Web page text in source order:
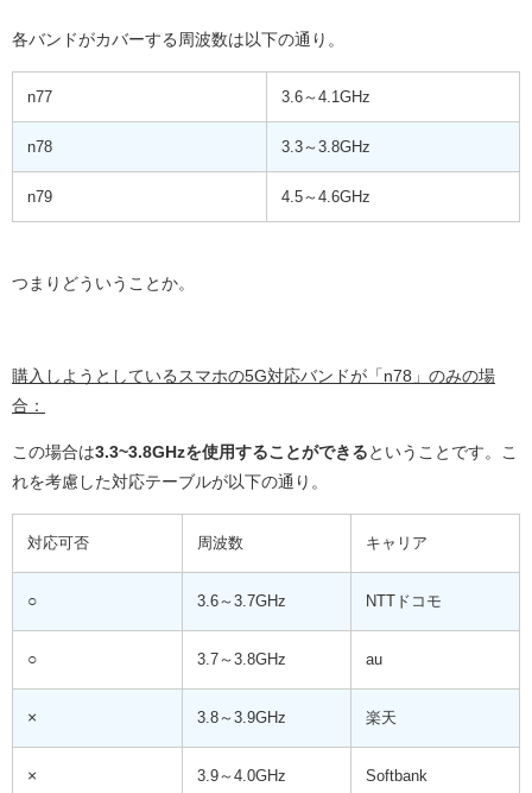
各バンドがカバーする周波数は以下の通り。
n77 3.6～4.1GHz
n78 3.3～3.8GHz
n79 4.5～4.6GHz
つまりどういうことか。
購入しようとしているスマホの5G対応バンドが「n78」のみの場
合：
この場合は3.3~3.8GHzを使用することができる ということです。こ
れを考慮した対応テーブルが以下の通り。
対応可否 周波数 キャリア
○ 3.6～3.7GHz NTTドコモ
○ 3.7～3.8GHz au
× 3.8～3.9GHz 楽天
× 3.9～4.0GHz Softbank